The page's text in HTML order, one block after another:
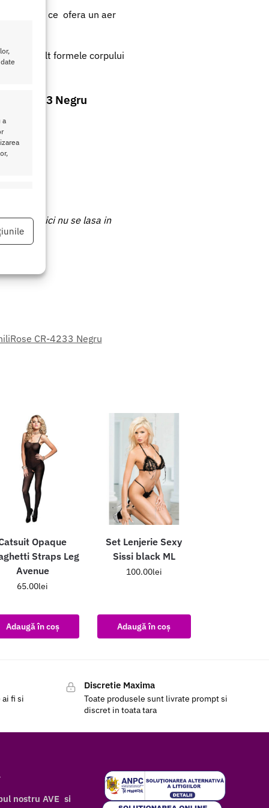
a
bretele, ce ofera un aer
mai mult formele corpului
CR-4233 Negru
si nici nu se lasa in
CR-4233 Negru
Opaque
Straps Leg
Avenue
65.00lei
Adaugă în coș
Set Lenjerie Sexy
Sissi black ML
100.00lei
Adaugă în coș
fi si
Discretie Maxima
Toate produsele sunt livrate prompt si
discret in toata tara
nostru AVE si